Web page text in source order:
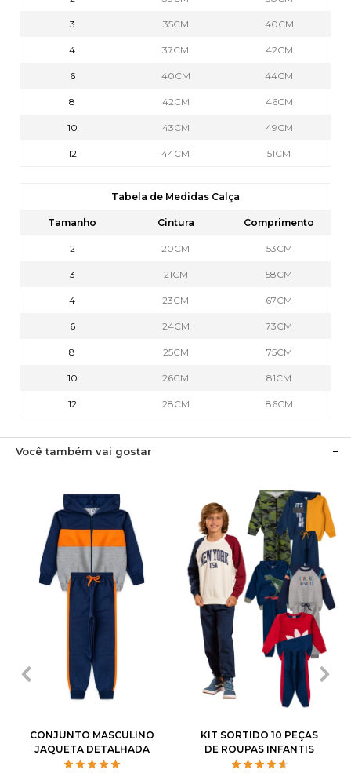
3 35CM 40CM
4 37CM 42CM
6 40CM 44CM
8 42CM 46CM
10 43CM 49CM
12 44CM 51CM
Tabela de Medidas Calça
Tamanho Cintura Comprimento
2 20CM 53CM
3 21CM 58CM
4 23CM 67CM
6 24CM 73CM
8 25CM 75CM
10 26CM 81CM
12 28CM 86CM
Você também vai gostar
3 4
CONJUNTO MASCULINO
JAQUETA DETALHADA
2
14
KIT SORTIDO 10 PEÇAS
DE ROUPAS INFANTIS
MASCULINO INVERNO - 5